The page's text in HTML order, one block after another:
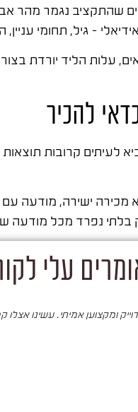
שהתקציב נגמר מהר
– גיל, תחומי עניין,
להכיר
לעיתים קרובות
בלתי נפרד מכל מודעה
עלי
ומקצוען אמיתי. עשינו אצלו